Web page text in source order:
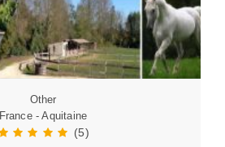
Other
France - Aquitaine
(5)